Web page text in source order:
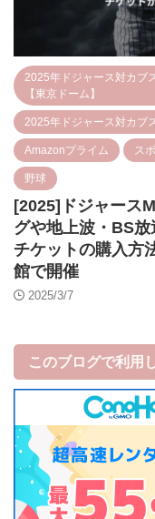
2025年ドジャース対カブ
【東京ドーム】
2025年ドジャース対カブ
Amazonプライム ス
野球
[2025]ドジャース
グや地上波・BS放
チケットの購入方
館で開催
2025/3/7
このブログで利用